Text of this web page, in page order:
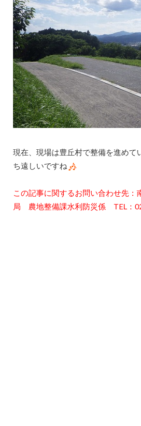
現在、現場は豊丘村で整備を進めて
ち遠しいですね
この記事に関するお問い合わせ先：
局 農地整備課水利防災係 TEL：